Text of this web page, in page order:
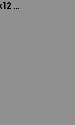
Poche Bouquet Fashion 54x44x12 Rouge ( x 50 )